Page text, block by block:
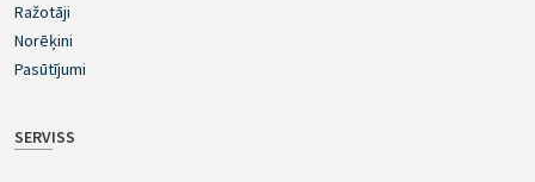
Ražotāji
Norēķini
Pasūtījumi
SERVISS